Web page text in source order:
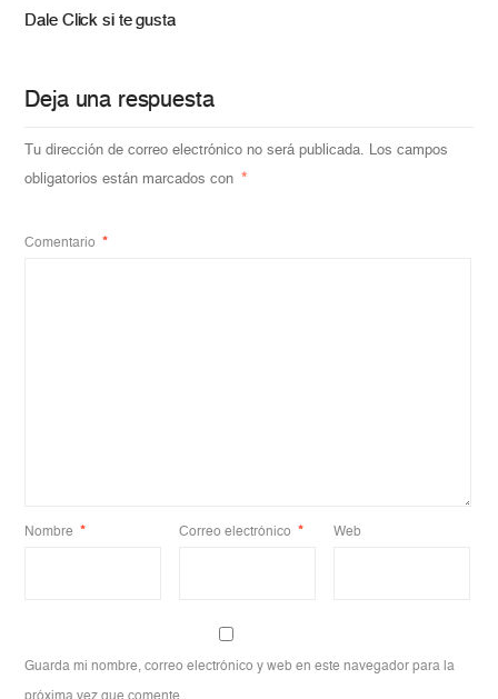
Dale Click si te gusta
Deja una respuesta
Tu dirección de correo electrónico no será publicada. Los campos
obligatorios están marcados con *
Comentario *
Nombre * Correo electrónico * Web
Guarda mi nombre, correo electrónico y web en este navegador para la